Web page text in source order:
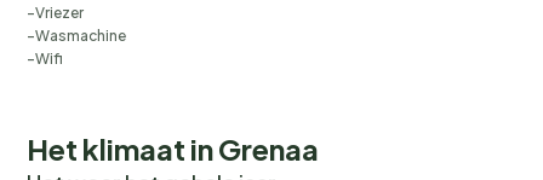
Vriezer
Wasmachine
Wifi
Het klimaat in Grenaa